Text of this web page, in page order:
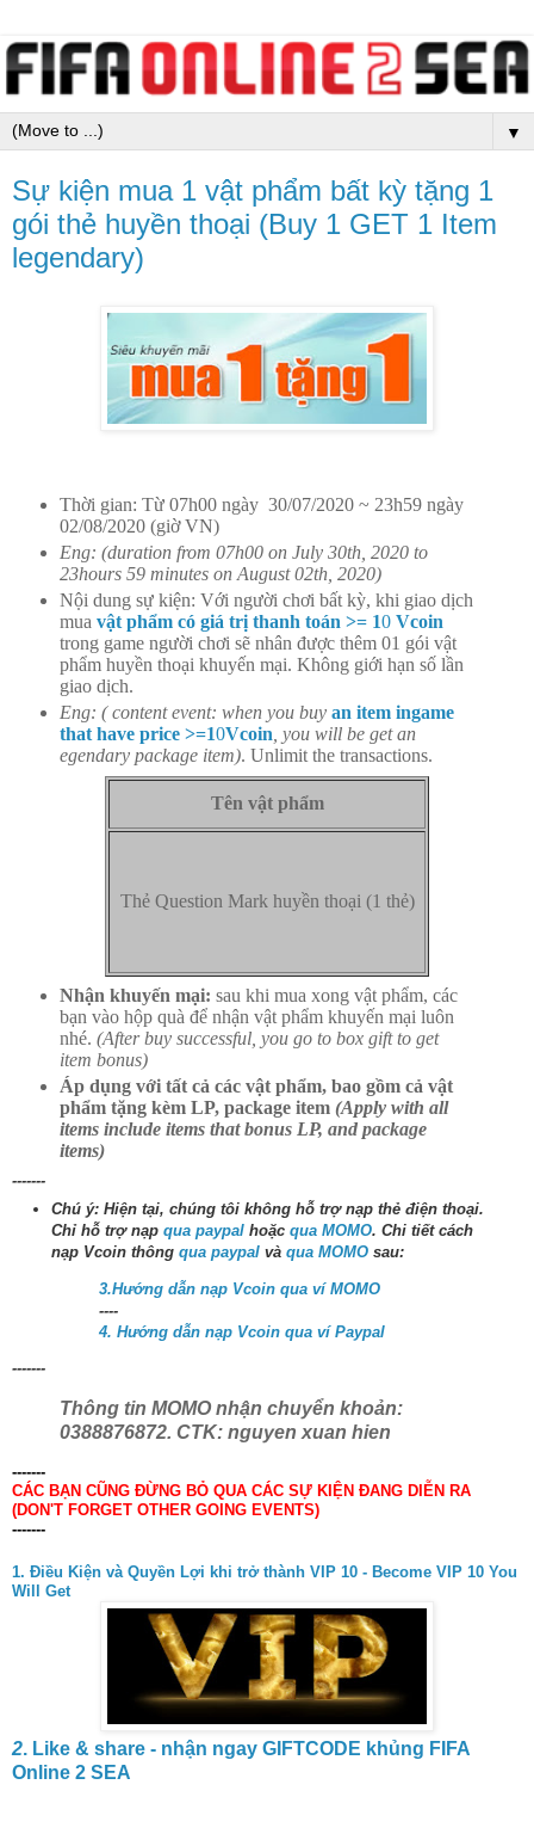
▼
Sự kiện mua 1 vật phẩm bất kỳ tặng 1
gói thẻ huyền thoại (Buy 1 GET 1 Item
legendary)
Thời gian: Từ 07h00 ngày 30/07/2020 ~ 23h59 ngày
02/08/2020 (giờ VN)
Eng: (duration from 07h00 on July 30th, 2020 to
23hours 59 minutes on August 02th, 2020)
Nội dung sự kiện: Với người chơi bất kỳ, khi giao dịch
mua vật phẩm có giá trị thanh toán >= 10Vcoin
trong game người chơi sẽ nhân được thêm 01 gói vật
phẩm huyền thoại khuyến mại. Không giới hạn số lần
giao dịch.
Eng: ( content event: when you buy an item ingame
that have price >=10Vcoin , you will be get an
egendary package item). Unlimit the transactions.
Tên vật phẩm
Thẻ Question Mark huyền thoại (1 thẻ)
Nhận khuyến mại: sau khi mua xong vật phẩm, các
bạn vào hộp quà để nhận vật phẩm khuyến mại luôn
nhé. (After buy successful, you go to box gift to get
item bonus)
Áp dụng với tất cả các vật phẩm, bao gồm cả vật
phẩm tặng kèm LP, package item (Apply with all
items include items that bonus LP, and package
items)
-------
Chú ý: Hiện tại, chúng tôi không hỗ trợ nạp thẻ điện thoại.
Chỉ hỗ trợ nạp qua paypal hoặc qua MOMO. Chi tiết cách
nạp Vcoin thông qua paypalvà qua MOMOsau:
3.Hướng dẫn nạp Vcoin qua ví MOMO
----
4. Hướng dẫn nạp Vcoin qua ví Paypal
-------
Thông tin MOMO nhận chuyển khoản:
0388876872. CTK: nguyen xuan hien
-------
CÁC BẠN CŨNG ĐỪNG BỎ QUA CÁC SỰ KIỆN ĐANG DIỄN RA
(DON'T FORGET OTHER GOING EVENTS)
-------
1. Điều Kiện và Quyền Lợi khi trở thành VIP 10 - Become VIP 10 You
Will Get
2. Like & share - nhận ngay GIFTCODE khủng FIFA
Online 2 SEA